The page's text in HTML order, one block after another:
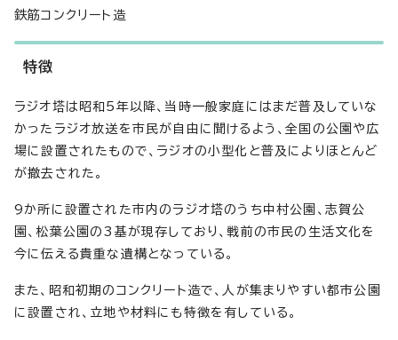
鉄筋コンクリート造
特徴
ラジオ塔は昭和5年以降、当時一般家庭にはまだ普及していな
かったラジオ放送を市民が自由に聞けるよう、全国の公園や広
場に設置されたもので、ラジオの小型化と普及によりほとんど
が撤去された。
9か所に設置された市内のラジオ塔のうち中村公園、志賀公
園、松葉公園の3基が現存しており、戦前の市民の生活文化を
今に伝える貴重な遺構となっている。
また、昭和初期のコンクリート造で、人が集まりやすい都市公園
に設置され、立地や材料にも特徴を有している。